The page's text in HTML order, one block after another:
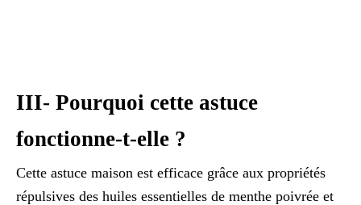
III- Pourquoi cette astuce
fonctionne-t-elle ?
Cette astuce maison est efficace grâce aux propriétés
répulsives des huiles essentielles de menthe poivrée et